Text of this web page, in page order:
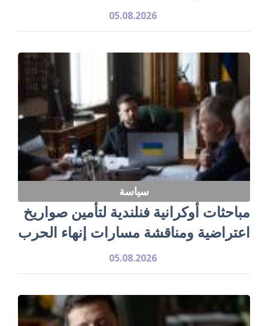
05.08.2026
سياسة
مباحثات أوكرانية فنلندية لتأمين صواريخ
اعتراضية ومناقشة مسارات إنهاء الحرب
05.08.2026